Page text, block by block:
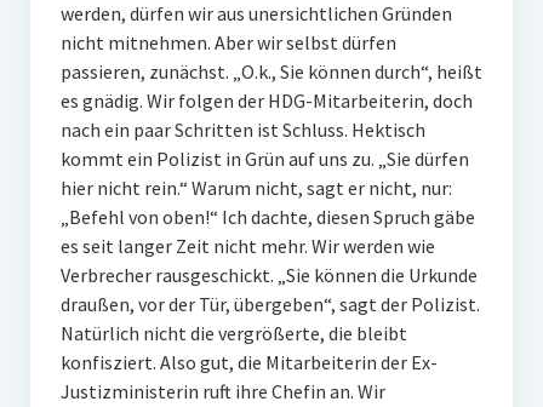
werden, dürfen wir aus unersichtlichen Gründen
nicht mitnehmen. Aber wir selbst dürfen
passieren, zunächst. „O.k., Sie können durch“, heißt
es gnädig. Wir folgen der HDG-Mitarbeiterin, doch
nach ein paar Schritten ist Schluss. Hektisch
kommt ein Polizist in Grün auf uns zu. „Sie dürfen
hier nicht rein.“ Warum nicht, sagt er nicht, nur:
„Befehl von oben!“ Ich dachte, diesen Spruch gäbe
es seit langer Zeit nicht mehr. Wir werden wie
Verbrecher rausgeschickt. „Sie können die Urkunde
draußen, vor der Tür, übergeben“, sagt der Polizist.
Natürlich nicht die vergrößerte, die bleibt
konfisziert. Also gut, die Mitarbeiterin der Ex-
Justizministerin ruft ihre Chefin an. Wir